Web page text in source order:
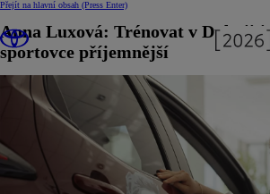
Přejít na hlavní obsah (Press Enter)
Anna Luxová: Trénovat v Dubaji
sportovce příjemnější